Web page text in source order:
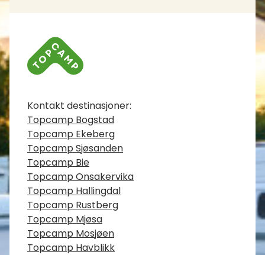
Kontaktinfo
Kontakt destinasjoner:
Topcamp Bogstad
Topcamp Ekeberg
Topcamp Sjøsanden
Topcamp Bie
Topcamp Onsakervika
Topcamp Hallingdal
Topcamp Rustberg
Topcamp Mjøsa
Topcamp Mosjøen
Topcamp Havblikk